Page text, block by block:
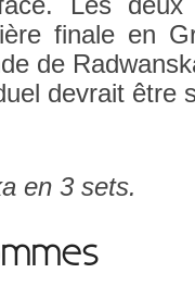
fin­ale en
de
de­vrait être
en 3 sets.